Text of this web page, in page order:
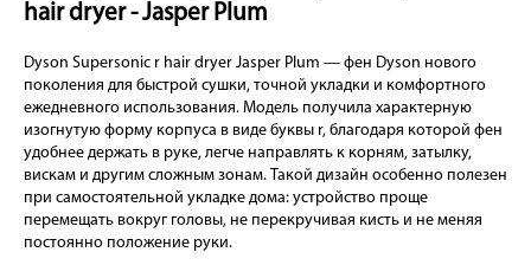
hair dryer - Jasper Plum
Dyson Supersonic r hair dryer Jasper Plum — фен Dyson нового
поколения для быстрой сушки, точной укладки и комфортного
ежедневного использования. Модель получила характерную
изогнутую форму корпуса в виде буквы r, благодаря которой фен
удобнее держать в руке, легче направлять к корням, затылку,
вискам и другим сложным зонам. Такой дизайн особенно полезен
при самостоятельной укладке дома: устройство проще
перемещать вокруг головы, не перекручивая кисть и не меняя
постоянно положение руки.